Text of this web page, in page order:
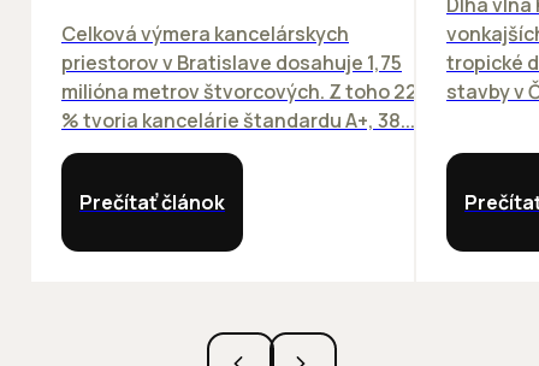
Celková výmera kancelárskych
priestorov v Bratislave dosahuje 1,75
milióna metrov štvorcových. Z toho 22
% tvoria kancelárie štandardu A+, 38...
Prečítať článok
tropické
stavby v